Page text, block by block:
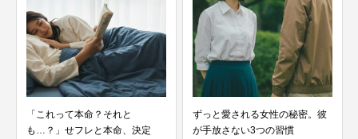
「これって本命？それと
も…？」せフレと本命、決定
ずっと愛される女性の秘密。彼
が手放さない3つの習慣